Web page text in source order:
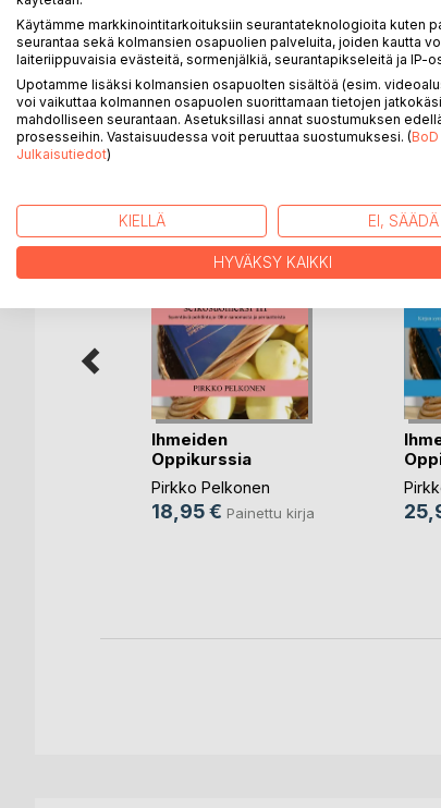
Ihmeiden Oppikurssi - jonka on sanottu
teoksista, on Pirkko Pelkosen
maailman. Suomeksi Ihmeiden Oppikurssi
LISÄÄ KIRJOJA B
Ihmeiden
Oppikurssia
selkosuomeksi III
Pirkko Pelkonen
18,95 € Painettu kirja
Käytämme markkinointitarkoituksiin seurantateknologioita kuten
seurantaa sekä kolmansien osapuolien palveluita, joiden kautta
laiteriippuvaisia evästeitä, sormenjälkiä, seurantapikseleitä ja IP-
Upotamme lisäksi kolmansien osapuolten sisältöä (esim.
voi vaikuttaa kolmannen osapuolen suorittamaan tietojen
mahdolliseen seurantaan. Asetuksillasi annat suostumuksen
prosesseihin. Vastaisuudessa voit peruuttaa suostumuksesi. (BoD
Julkaisutiedot)
KIELLÄ EI, SÄÄDÄ
HYVÄKSY KAIKKI